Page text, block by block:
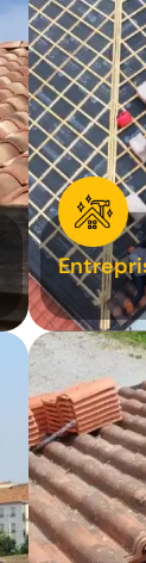
31